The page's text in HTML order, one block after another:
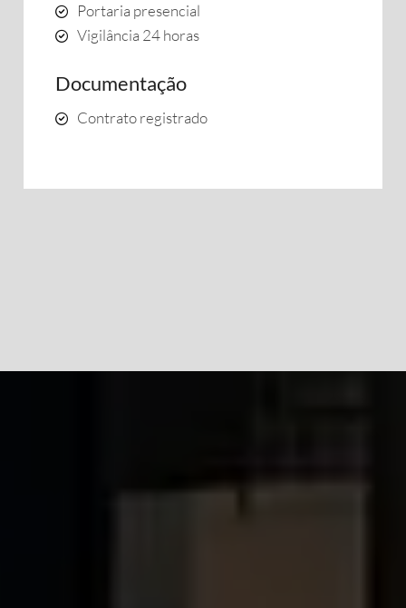
Portaria presencial
Vigilância 24 horas
Documentação
Contrato registrado